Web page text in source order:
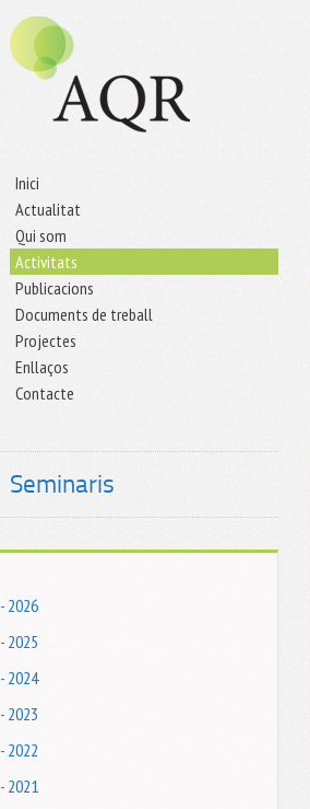
Inici
Actualitat
Qui som
Activitats
Publicacions
Documents de treball
Projectes
Enllaços
Contacte
Seminaris
- 2026
- 2025
- 2024
- 2023
- 2022
- 2021